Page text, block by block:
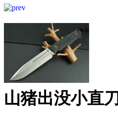
山猪出没小直刀